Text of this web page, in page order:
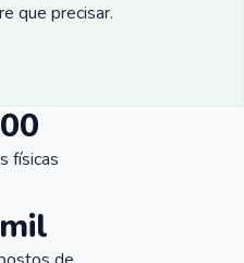
que precisar.
físicas